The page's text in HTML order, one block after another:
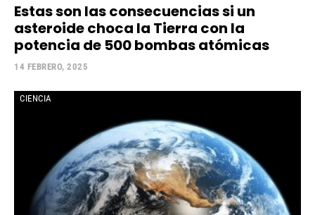
Estas son las consecuencias si un
asteroide choca la Tierra con la
potencia de 500 bombas atómicas
14 FEBRERO, 2025
CIENCIA